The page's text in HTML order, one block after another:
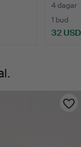
4 dagar
1 bud
32 USD